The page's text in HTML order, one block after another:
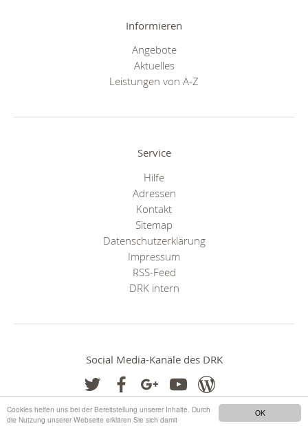
OK
Cookies helfen uns bei der Bereitstellung unserer Inhalte. Durch
die Nutzung unserer Webseite erklären Sie sich damit
Informieren
Angebote
Aktuelles
Leistungen von A-Z
Service
Hilfe
Adressen
Kontakt
Sitemap
Datenschutzerklärung
Impressum
RSS-Feed
DRK intern
Social Media-Kanäle des DRK